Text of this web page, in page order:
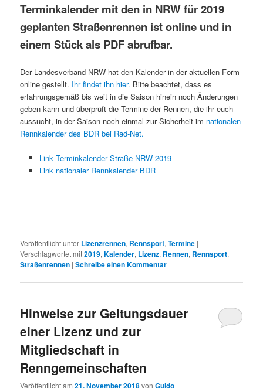
Terminkalender mit den in NRW für 2019
geplanten Straßenrennen ist online und in
einem Stück als PDF abrufbar.
Der Landesverband NRW hat den Kalender in der aktuellen Form
online gestellt. Ihr findet ihn hier. Bitte beachtet, dass es
erfahrungsgemäß bis weit in die Saison hinein noch Änderungen
geben kann und überprüft die Termine der Rennen, die ihr euch
aussucht, in der Saison noch einmal zur Sicherheit im nationalen
Rennkalender des BDR bei Rad-Net.
Link Terminkalender Straße NRW 2019
Link nationaler Rennkalender BDR
Veröffentlicht unter Lizenzrennen, Rennsport,Termine |
Verschlagwortet mit2019,Kalender, Lizenz, Rennen, Rennsport,
Straßenrennen |Schreibe einen Kommentar
Hinweise zur Geltungsdauer
einer Lizenz und zur
Mitgliedschaft in
Renngemeinschaften
Veröffentlicht am21. November 2018vonGuido